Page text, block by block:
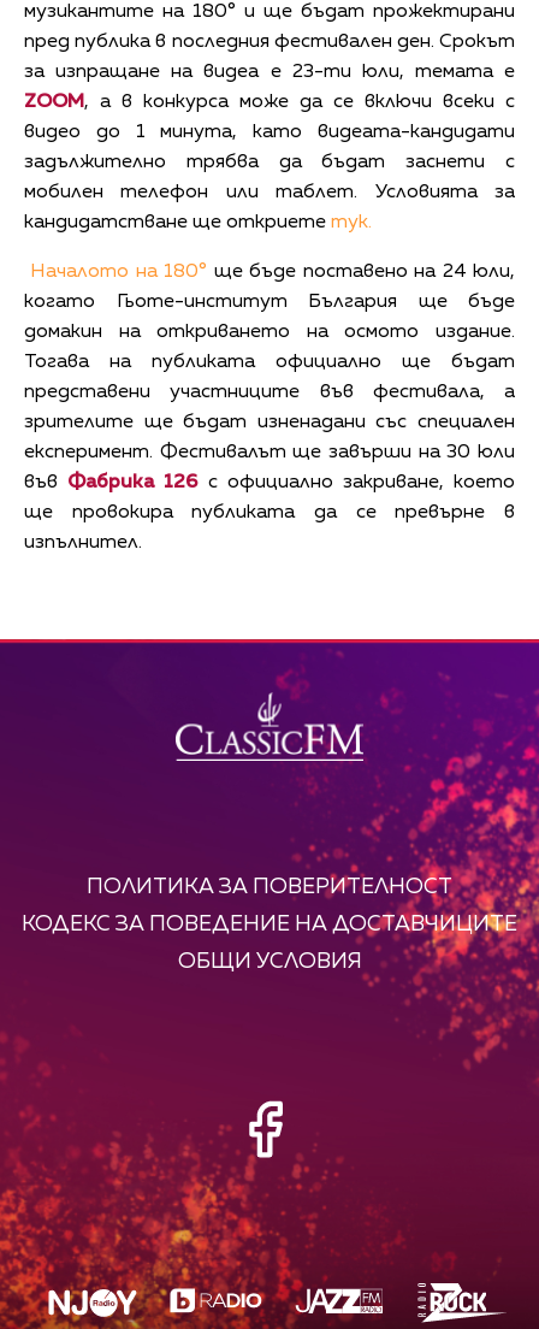
музикантите на 180° и ще бъдат прожектирани
пред публика в последния фестивален ден. Срокът
за изпращане на видеа е 23-ти юли, темата е
ZOOM, а в конкурса мoже да се включи всеки с
видео до 1 минута, като видеата-кандидати
задължително трябва да бъдат заснети с
мобилен телефон или таблет. Условията за
кандидатстване ще откриете тук.
Началото на 180° ще бъде поставено на 24 юли,
когато Гьоте-институт България ще бъде
домакин на откриването на осмото издание.
Тогава на публиката официално ще бъдат
представени участниците във фестивала, а
зрителите ще бъдат изненадани със специален
експеримент. Фестивалът ще завърши на 30 юли
във Фабрика 126с официално закриване, което
ще провокира публиката да се превърне в
изпълнител.
ПОЛИТИКА ЗА ПОВЕРИТЕЛНОСТ
КОДЕКС ЗА ПОВЕДЕНИЕ НА ДОСТАВЧИЦИТЕ
ОБЩИ УСЛОВИЯ